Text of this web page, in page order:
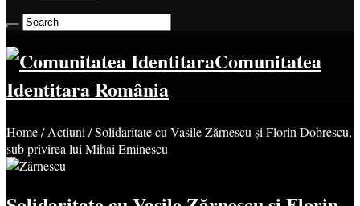
Comunitatea
Identitara România
Home/ Actiuni /Solidaritate cu Vasile Zărnescu și Florin Dobrescu,
sub privirea lui Mihai Eminescu